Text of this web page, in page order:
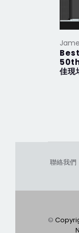
佳現
聯絡我們
©